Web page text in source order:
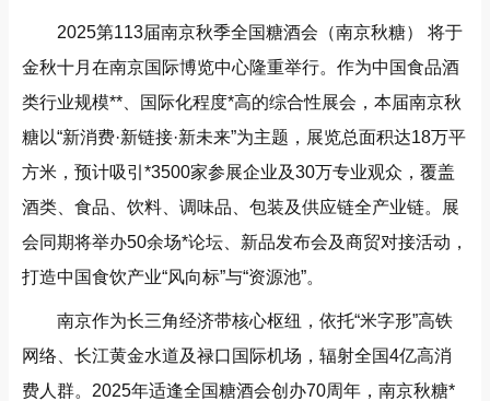
2025第113届南京秋季全国糖酒会（南京秋糖） 将于
金秋十月在南京国际博览中心隆重举行。作为中国食品酒
类行业规模**、国际化程度*高的综合性展会，本届南京秋
糖以“新消费·新链接·新未来”为主题，展览总面积达18万平
方米，预计吸引*3500家参展企业及30万专业观众，覆盖
酒类、食品、饮料、调味品、包装及供应链全产业链。展
会同期将举办50余场*论坛、新品发布会及商贸对接活动，
打造中国食饮产业“风向标”与“资源池”。
南京作为长三角经济带核心枢纽，依托“米字形”高铁
网络、长江黄金水道及禄口国际机场，辐射全国4亿高消
费人群。2025年适逢全国糖酒会创办70周年，南京秋糖*